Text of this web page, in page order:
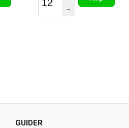
-
GUIDER